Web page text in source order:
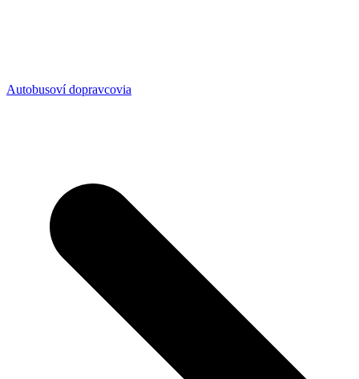
Autobusoví dopravcovia